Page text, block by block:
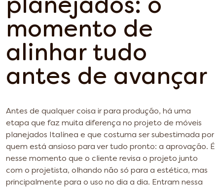
planejados: o
momento de
alinhar tudo
antes de avançar
Antes de qualquer coisa ir para produção, há uma
etapa que faz muita diferença no projeto de móveis
planejados Italínea e que costuma ser subestimada por
quem está ansioso para ver tudo pronto: a aprovação. É
nesse momento que o cliente revisa o projeto junto
com o projetista, olhando não só para a estética, mas
principalmente para o uso no dia a dia. Entram nessa